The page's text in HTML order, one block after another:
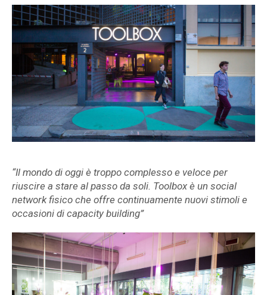
“Il mondo di oggi è troppo complesso e veloce per
riuscire a stare al passo da soli. Toolbox è un social
network fisico che offre continuamente nuovi stimoli e
occasioni di capacity building”